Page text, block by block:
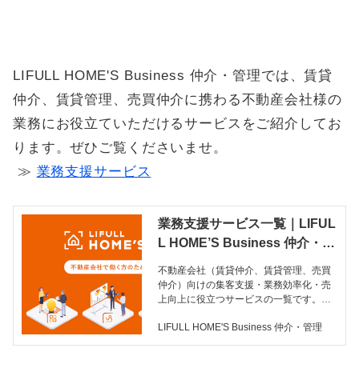
LIFULL HOME'S Business 仲介・管理では、賃貸
仲介、賃貸管理、売買仲介に携わる不動産会社様の
業務にお役立ていただけるサービスをご紹介してお
ります。ぜひご覧くださいませ。
​​​​​​​ ≫ 業務支援サービス
業務支援サービス一覧｜LIFUL
L HOME’S Business 仲介・管
理｜不動産会社（賃貸仲介、賃
貸管理、売買仲介）向け課題発
見・解決メディア｜ライフルホ
ームズの集客・営業・売上・人
不動産会社（賃貸仲介、賃貸管理、売買
仲介）向けの集客支援・業務効率化・売
上向上に役立つサービスの一覧です。｜L
不動産仲介・賃貸管理にかかわる「会社
や人」の課題を発見・解決し、成果をも
LIFULL HOME'S Business 仲介・管理